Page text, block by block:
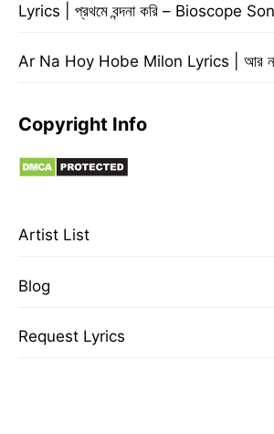
Lyrics | প্রথমে বন্দনা করি – Bioscope
Ar Na Hoy Hobe Milon Lyrics | আর না
Copyright Info
Artist List
Blog
Request Lyrics